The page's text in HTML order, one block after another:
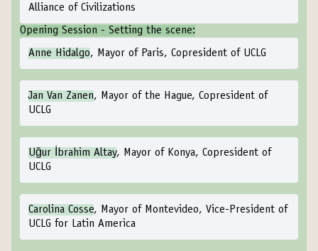
Alliance of Civilizations
Opening Session - Setting the scene:
Anne Hidalgo, Mayor of Paris, Copresident of UCLG
Jan Van Zanen, Mayor of the Hague, Copresident of
UCLG
Uğur İbrahim Altay, Mayor of Konya, Copresident of
UCLG
Carolina Cosse, Mayor of Montevideo, Vice-President of
UCLG for Latin America